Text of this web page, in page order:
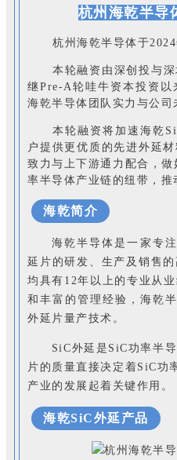
杭州海乾半导
杭州海乾半导体于
本轮融资由深创投与
继Pre-A轮哇牛资本投资
海乾半导体团队实力与公司
本轮融资将加速海乾
户提供更优质的先进外延
致力与上下游通力配合，
率半导体产业链的纽带，推
海乾简介
海乾半导体是一家专
延片的研发、生产及销售
均具有12年以上的专业从
和丰富的管理经验，海乾
外延片量产技术。
SiC外延是SiC功率半
片的质量直接决定着SiC功
产业的发展起着关键作用。
海乾SiC外延产品